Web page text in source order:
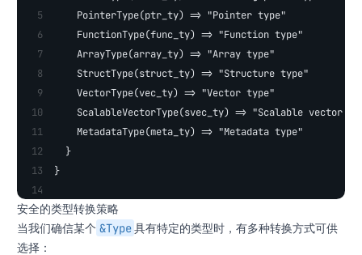
    PointerType(ptr_ty) => "Pointer type"
    FunctionType(func_ty) => "Function type"
    ArrayType(array_ty) => "Array type"
    StructType(struct_ty) => "Structure type"
    VectorType(vec_ty) => "Vector type"
ScalableVectorType(svec_ty) => "Scalable vector
    MetadataType(meta_ty) => "Metadata type"
  }
}
安全的类型转换策略
当我们确信某个 &Type 具有特定的类型时，有多种转换方式可供
选择：